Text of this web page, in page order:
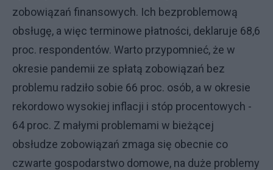
zobowiązań finansowych. Ich bezproblemową
obsługę, a więc terminowe płatności, deklaruje 68,6
proc. respondentów. Warto przypomnieć, że w
okresie pandemii ze spłatą zobowiązań bez
problemu radziło sobie 66 proc. osób, a w okresie
rekordowo wysokiej inflacji i stóp procentowych -
64 proc. Z małymi problemami w bieżącej
obsłudze zobowiązań zmaga się obecnie co
czwarte gospodarstwo domowe, na duże problemy